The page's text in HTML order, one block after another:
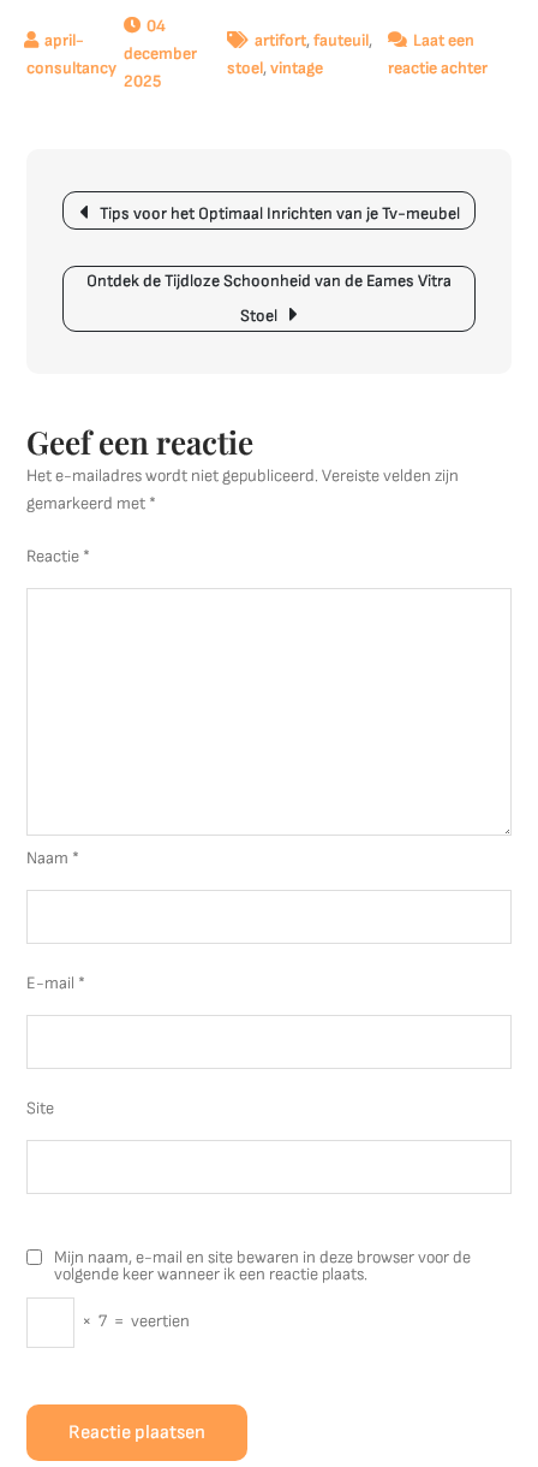
04
december
2025
artifort,fauteuil,
stoel,vintage
Laat een
reactie achterop
Berichtnavigatie
Tips voor het Optimaal Inrichten van je Tv-meubel
Ontdek de Tijdloze Schoonheid van de Eames Vitra
Stoel
Geef een reactie
Het e-mailadres wordt niet gepubliceerd. Vereiste velden zijn
gemarkeerd met *
Reactie *
Naam *
E-mail *
Site
Mijn naam, e-mail en site bewaren in deze browser voor de
volgende keer wanneer ik een reactie plaats.
× 7 = veertien